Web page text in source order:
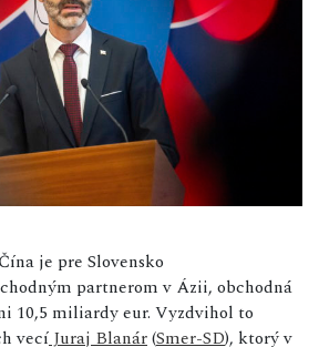
je pre Slovensko
partnerom v Ázii, obchodná
10,5 miliardy eur. Vyzdvihol to
vecí Juraj Blanár(Smer-SD), ktorý v